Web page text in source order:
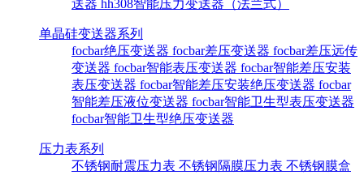
送器 hh308智能压力变送器（法兰式）
单晶硅变送器系列
focbar绝压变送器 focbar差压变送器 focbar差压远传
变送器 focbar智能表压变送器 focbar智能差压安装
表压变送器 focbar智能差压安装绝压变送器 focbar
智能差压液位变送器 focbar智能卫生型表压变送器
focbar智能卫生型绝压变送器
压力表系列
不锈钢耐震压力表 不锈钢隔膜压力表 不锈钢膜盒